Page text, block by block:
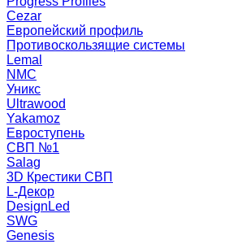
Cezar
Европейский профиль
Противоскользящие системы
Lemal
NMC
Уникс
Ultrawood
Yakamoz
Евроступень
СВП №1
Salag
3D Крестики СВП
L-Декор
DesignLed
SWG
Genesis